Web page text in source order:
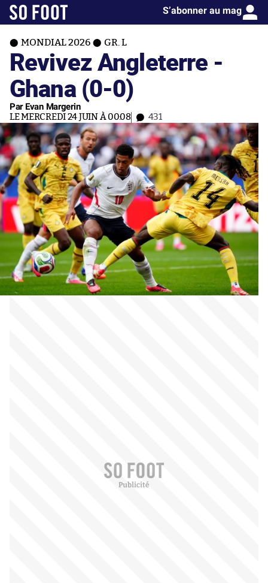
S’abonner au mag
MONDIAL 2026 GR. L
Revivez Angleterre -
Ghana (0-0)
Par Evan Margerin
LE MERCREDI 24 JUIN À 00:08 431